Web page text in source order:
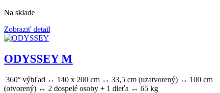
Na sklade
Zobraziť detail
ODYSSEY M
360° výhľad ↔ 140 x 200 cm ↔ 33,5 cm (uzatvorený) ↔ 100 cm
(otvorený) ↔ 2 dospelé osoby + 1 dieťa ↔ 65 kg